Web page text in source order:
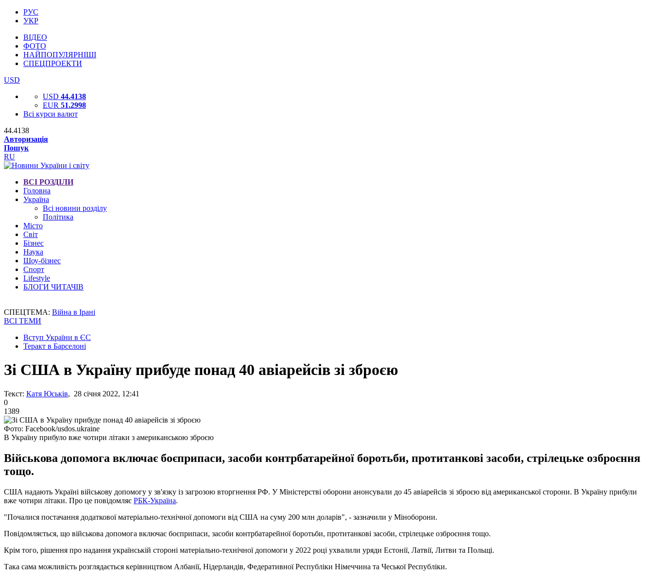
РУС
УКР
ВІДЕО
ФОТО
НАЙПОПУЛЯРНІШІ
СПЕЦПРОЕКТИ
USD
USD 44.4138
EUR 51.2998
Всі курси валют
44.4138
Авторизація
Пошук
RU
ВСІ РОЗДІЛИ
Головна
Україна
Всі новини розділу
Політика
Місто
Світ
Бізнес
Наука
Шоу-бізнес
Спорт
Lifestyle
БЛОГИ ЧИТАЧІВ
СПЕЦТЕМА: Війна в Ірані
ВСІ ТЕМИ
Вступ України в ЄС
Теракт в Барселоні
Зі США в Україну прибуде понад 40 авіарейсів зі зброєю
Текст: Катя Юськів, 28 січня 2022, 12:41
0
1389
Фото: Facebook/usdos.ukraine
В Україну прибуло вже чотири літаки з американською зброєю
Військова допомога включає боєприпаси, засоби контрбатарейної боротьби, протитанкові засоби, стрілецьке озброєння
тощо.
США надають Україні військову допомогу у зв'язку із загрозою вторгнення РФ. У Міністерстві оборони анонсували до 45 авіарейсів зі зброєю від американської сторони. В Україну прибули
вже чотири літаки. Про це повідомляє РБК-Україна.
"Почалися постачання додаткової матеріально-технічної допомоги від США на суму 200 млн доларів", - зазначили у Міноборони.
Повідомляється, що військова допомога включає боєприпаси, засоби контрбатарейної боротьби, протитанкові засоби, стрілецьке озброєння тощо.
Крім того, рішення про надання українській стороні матеріально-технічної допомоги у 2022 році ухвалили уряди Естонії, Латвії, Литви та Польщі.
Така сама можливість розглядається керівництвом Албанії, Нідерландів, Федеративної Республіки Німеччина та Чеської Республіки.